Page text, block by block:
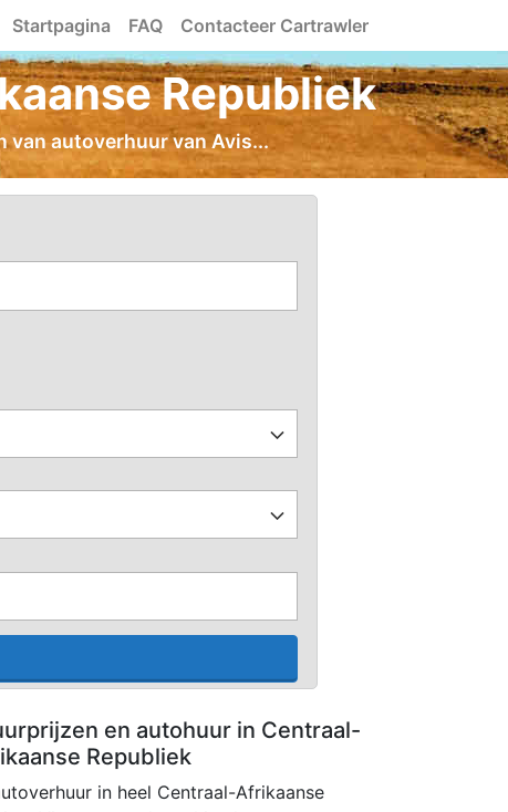
Startpagina FAQ Contacteer Cartrawler
Republiek
van autoverhuur van Avis...
en autohuur in Centraal-
Republiek
in heel Centraal-Afrikaanse